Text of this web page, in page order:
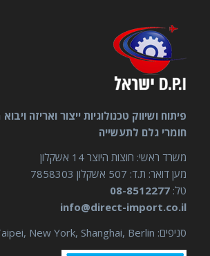
פיתוח ושיווק טכנולוגיות ייצור ואריזה
חומרי גלם לתעשייה
משרד ראשי: חוצות היוצר 14 אשקלון
מען דואר: ת.ד: 507 אשקלון 7858303
טל: 08-8512277
info@direct-import.co.il
סניפים: Taipei, New York, Shanghai, Berlin